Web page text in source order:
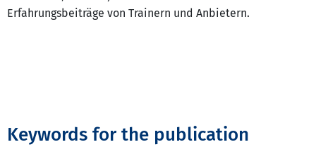
Erfahrungsbeiträge von Trainern und Anbietern.
Keywords for the publication